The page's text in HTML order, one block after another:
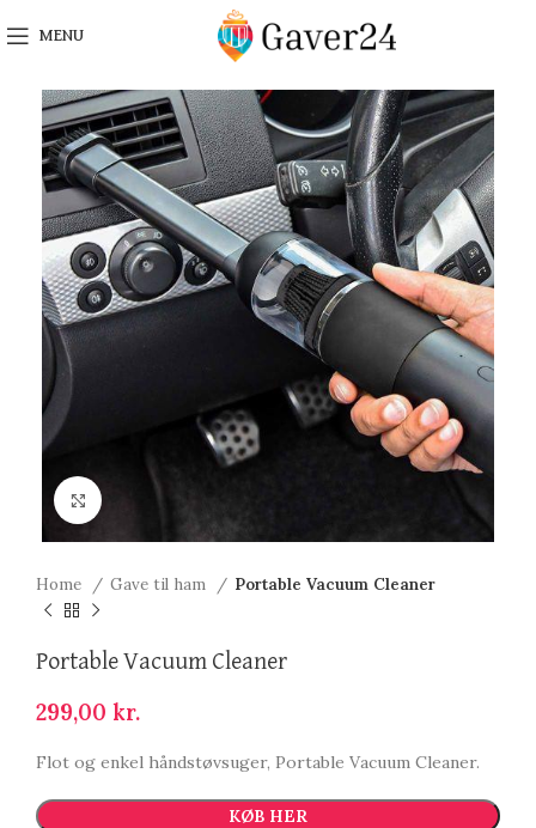
MENU
Home Gave til ham Portable Vacuum Cleaner
Portable Vacuum Cleaner
299,00 kr.
Flot og enkel håndstøvsuger, Portable Vacuum Cleaner.
KØB HER